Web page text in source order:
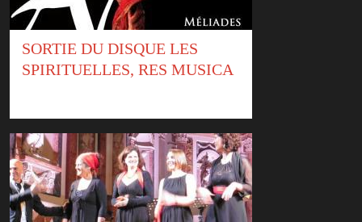
SORTIE DU DISQUE LES
SPIRITUELLES, RES MUSICA